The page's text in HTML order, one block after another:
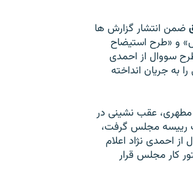
ضمن انتشار گزارش ها
و «طرح استيضاح
سووال از احمدی
به جريان انداخته
مطهری، عقب ‌نشينی در
رييسه مجلس گرفت،
احمدی ‌نژاد اعلام
کار مجلس قرار